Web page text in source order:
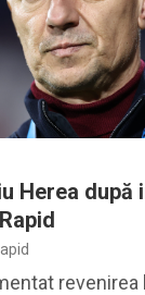
Herea după
revenirea